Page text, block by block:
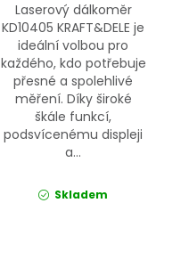
Laserový dálkoměr
KD10405 KRAFT&DELE je
ideální volbou pro
každého, kdo potřebuje
přesné a spolehlivé
měření. Díky široké
škále funkcí,
podsvícenému displeji
a...
Skladem